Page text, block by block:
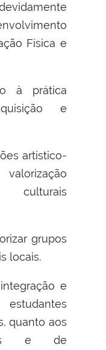
Física e
à prática
e
artístico-
culturais
grupos
locais.
e
quanto aos
e de